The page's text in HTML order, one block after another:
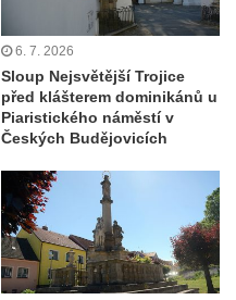
6. 7. 2026
Sloup Nejsvětější Trojice
před klášterem dominikánů u
Piaristického náměstí v
Českých Budějovicích